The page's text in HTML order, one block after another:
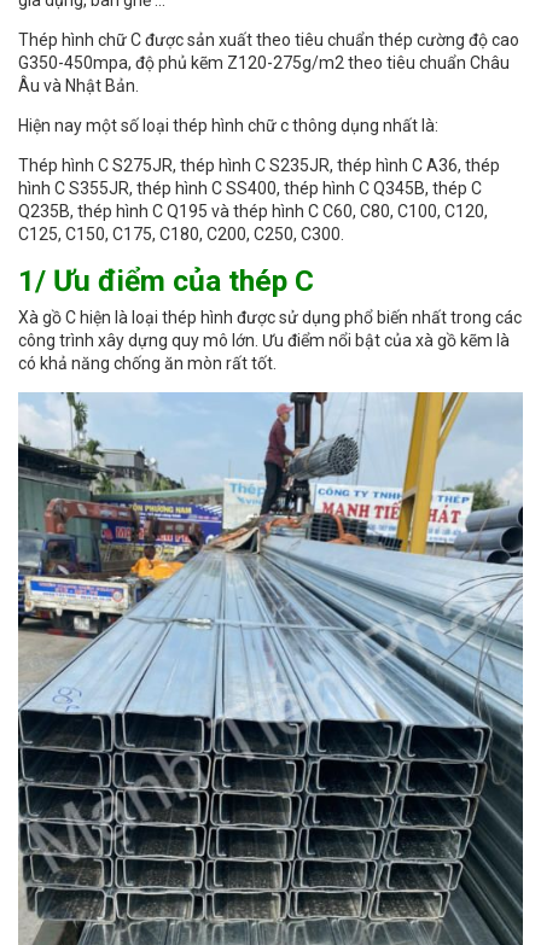
Thép hình chữ C được sản xuất theo tiêu chuẩn thép cường độ cao
G350-450mpa, độ phủ kẽm Z120-275g/m2 theo tiêu chuẩn Châu
Âu và Nhật Bản.
Hiện nay một số loại thép hình chữ c thông dụng nhất là:
Thép hình C S275JR, thép hình C S235JR, thép hình C A36, thép
hình C S355JR, thép hình C SS400, thép hình C Q345B, thép C
Q235B, thép hình C Q195 và thép hình C C60, C80, C100, C120,
C125, C150, C175, C180, C200, C250, C300.
1/ Ưu điểm của thép C
Xà gồ C hiện là loại thép hình được sử dụng phổ biến nhất trong các
công trình xây dựng quy mô lớn. Ưu điểm nổi bật của xà gồ kẽm là
có khả năng chống ăn mòn rất tốt.